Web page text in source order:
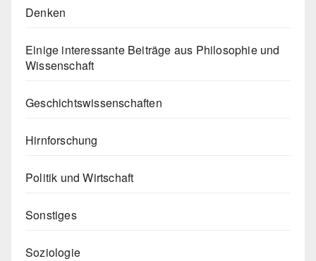
Denken
Einige interessante Beiträge aus Philosophie und
Wissenschaft
Geschichtswissenschaften
Hirnforschung
Politik und Wirtschaft
Sonstiges
Soziologie